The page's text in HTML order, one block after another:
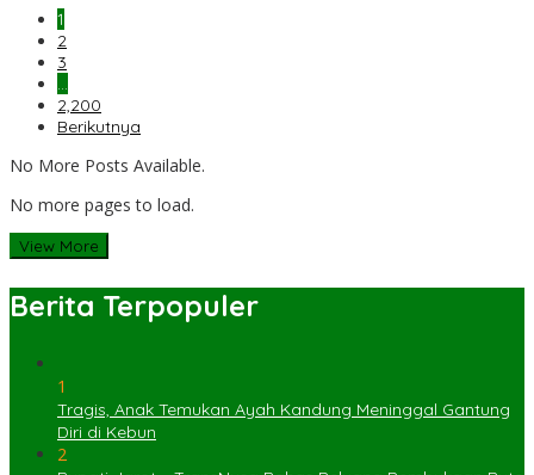
1
2
3
…
2,200
Berikutnya
No More Posts Available.
No more pages to load.
View More
Berita Terpopuler
1
Tragis, Anak Temukan Ayah Kandung Meninggal Gantung
Diri di Kebun
2